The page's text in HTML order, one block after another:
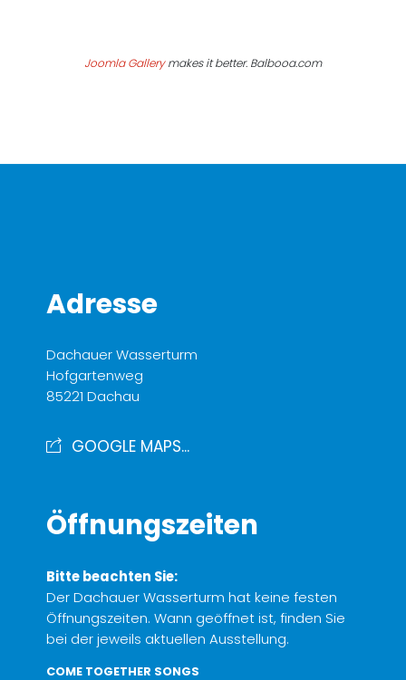
Joomla Gallerymakes it better. Balbooa.com
Adresse
Dachauer Wasserturm
Hofgartenweg
85221 Dachau
GOOGLE MAPS...
Öffnungszeiten
Bitte beachten Sie:
Der Dachauer Wasserturm hat keine festen
Öffnungszeiten. Wann geöffnet ist, finden Sie
bei der jeweils aktuellen Ausstellung.
COME TOGETHER SONGS